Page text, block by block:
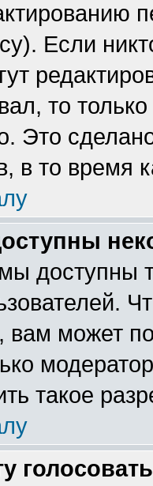
Если
то
Это
в то время
доступны
может
такое